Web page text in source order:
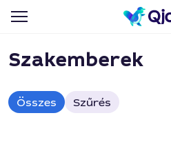
Szakemberek
Összes Szűrés